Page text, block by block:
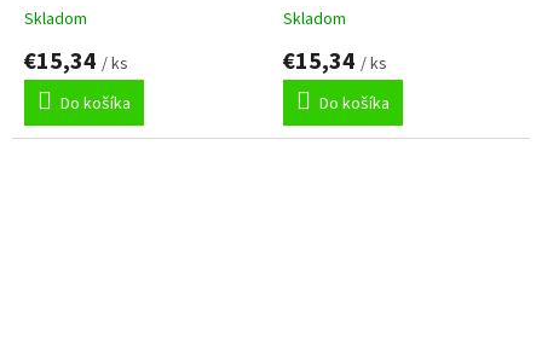
Skladom
€15,34 / ks
Do košíka
Skladom
€15,34 / ks
Do košíka